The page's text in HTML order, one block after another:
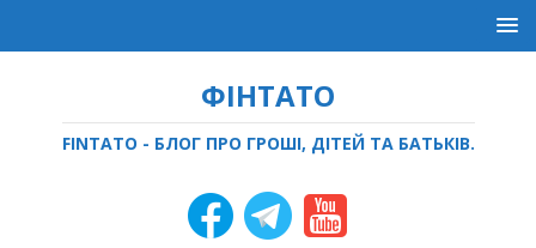
ФІНТАТО
FINTATO - БЛОГ ПРО ГРОШІ, ДІТЕЙ ТА БАТЬКІВ.